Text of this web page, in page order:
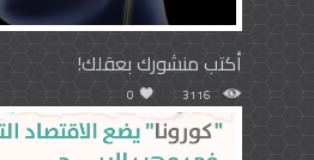
أكتب منشورك بعقلك!
3116
0